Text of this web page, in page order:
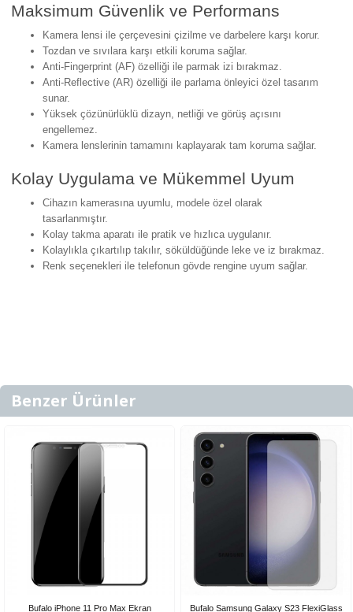
Maksimum Güvenlik ve Performans
Kamera lensi ile çerçevesini çizilme ve darbelere karşı korur.
Tozdan ve sıvılara karşı etkili koruma sağlar.
Anti-Fingerprint (AF) özelliği ile parmak izi bırakmaz.
Anti-Reflective (AR) özelliği ile parlama önleyici özel tasarım
sunar.
Yüksek çözünürlüklü dizayn, netliği ve görüş açısını
engellemez.
Kamera lenslerinin tamamını kaplayarak tam koruma sağlar.
Kolay Uygulama ve Mükemmel Uyum
Cihazın kamerasına uyumlu, modele özel olarak
tasarlanmıştır.
Kolay takma aparatı ile pratik ve hızlıca uygulanır.
Kolaylıkla çıkartılıp takılır, söküldüğünde leke ve iz bırakmaz.
Renk seçenekleri ile telefonun gövde rengine uyum sağlar.
Benzer Ürünler
Bufalo iPhone 11 Pro Max Ekran Bufalo Samsung Galaxy S23 FlexiGlass